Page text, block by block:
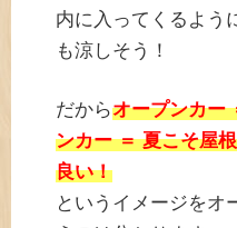
内に入ってくるよう
も涼しそう！
だからオープンカー
ンカー ＝ 夏こそ屋
良い！
というイメージをオ